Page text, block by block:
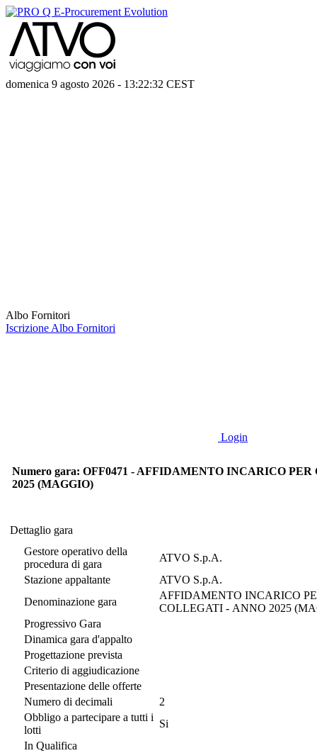
domenica 9 agosto 2026 - 13:22:32 CEST
Albo Fornitori
Iscrizione Albo Fornitori
Login
Numero gara: OFF0471 - AFFIDAMENTO INCARICO
2025 (MAGGIO)
Dettaglio gara
Gestore operativo della
procedura di gara
ATVO S.p.A.
Stazione appaltante
ATVO S.p.A.
Denominazione gara
AFFIDAMENTO INCARICO
COLLEGATI - ANNO 2025
Progressivo Gara
Dinamica gara d'appalto
Progettazione prevista
Criterio di aggiudicazione
Presentazione delle offerte
Numero di decimali
2
Obbligo a partecipare a tutti i
lotti
Si
In Qualifica